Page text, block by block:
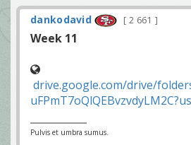
dankodavid 2 661
Week 11
drive.google.com/drive/
Pulvis et umbra sumus.